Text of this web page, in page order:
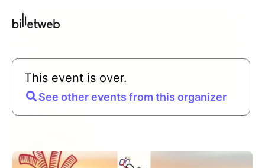
This event is over.
See other events from this organizer